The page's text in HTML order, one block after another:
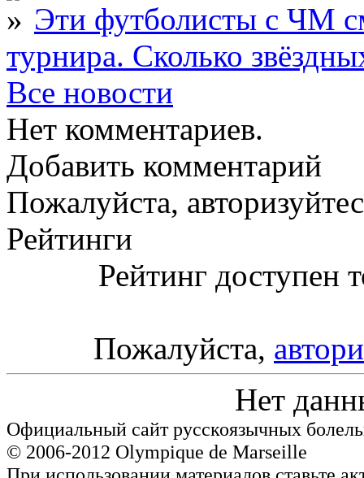
Эти футболисты с ЧМ
турнира. Сколько
Все новости
Нет комментариев.
Добавить комментарий
Пожалуйста,
Рейтинги
Рейтинг доступен
Пожалуйста,
Нет
Официальный сайт русскоязычных
© 2006-2012 Olympique de Marseille